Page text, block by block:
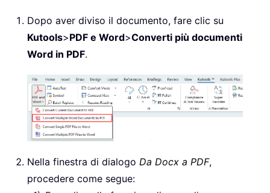
Dopo aver diviso il documento, fare clic su
Kutools>PDF e Word>Converti più documenti
Word in PDF.
Nella finestra di dialogo Da Docx a PDF,
procedere come segue: